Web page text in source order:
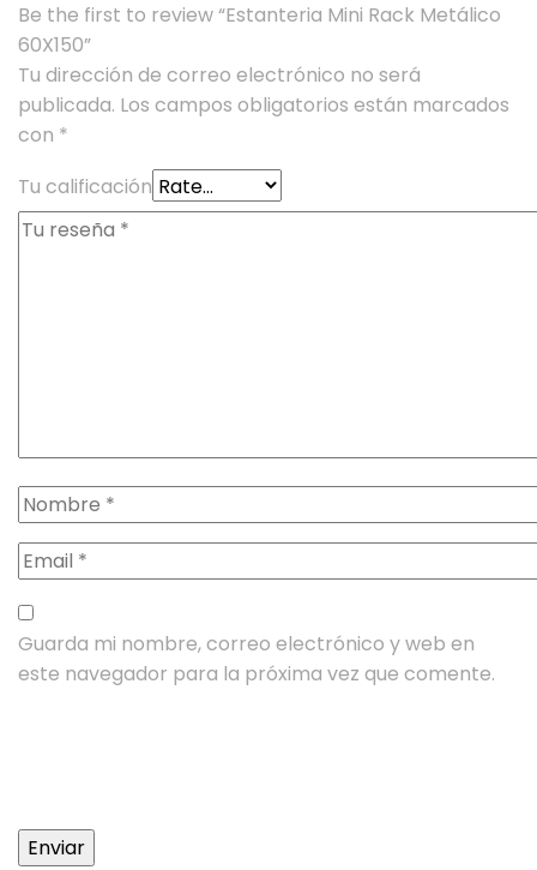
Be the first to review “Estanteria Mini Rack Metálico
60X150”
Tu dirección de correo electrónico no será
publicada. Los campos obligatorios están marcados
con *
Tu calificación
Guarda mi nombre, correo electrónico y web en
este navegador para la próxima vez que comente.